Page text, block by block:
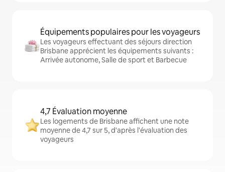
Équipements populaires pour les voyageurs
Les voyageurs effectuant des séjours direction
Brisbane apprécient les équipements suivants :
Arrivée autonome, Salle de sport et Barbecue
4,7 Évaluation moyenne
Les logements de Brisbane affichent une note
moyenne de 4,7 sur 5, d'après l'évaluation des
voyageurs